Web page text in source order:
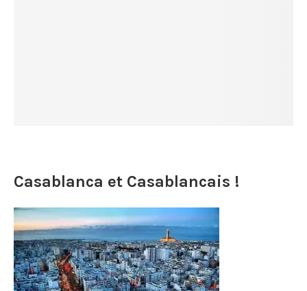
Casablanca et Casablancais !